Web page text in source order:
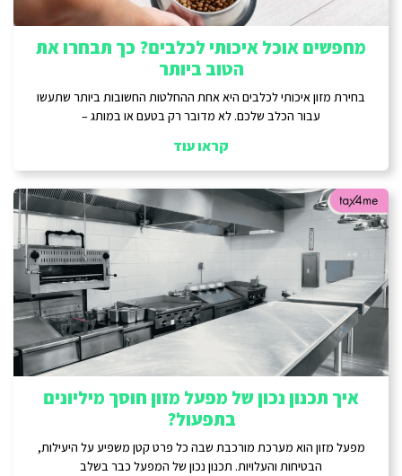
מחפשים אוכל איכותי לכלבים? כך תבחרו את
הטוב ביותר
בחירת מזון איכותי לכלבים היא אחת ההחלטות החשובות ביותר שתעשו
עבור הכלב שלכם. לא מדובר רק בטעם או במותג –
קראו עוד
איך תכנון נכון של מפעל מזון חוסך מיליונים
בתפעול?
מפעל מזון הוא מערכת מורכבת שבה כל פרט קטן משפיע על היעילות,
הבטיחות והעלויות. תכנון נכון של המפעל כבר בשלב